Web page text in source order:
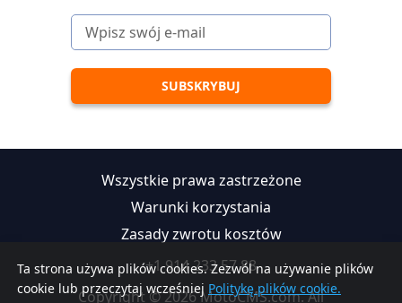
Ta strona używa plików cookies. Zezwól na używanie plików
cookie lub przeczytaj wcześniej Politykę plików cookie.
Wszystkie prawa zastrzeżone
Warunki korzystania
Zasady zwrotu kosztów
+1 914 233 57 88
Copyright © 2026 MotoCMS.com. All